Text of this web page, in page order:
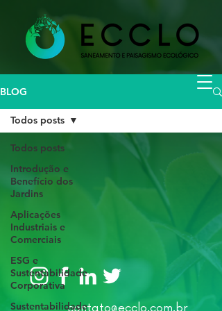
BLOG
Todos posts
Introdução e
Benefício dos
Jardins
Aplicações
Industriais e
Comerciais
ESG e
Sustentabilidade
Corporativa
Sustentabilidade
Todos posts
contato@ecclo.com.br